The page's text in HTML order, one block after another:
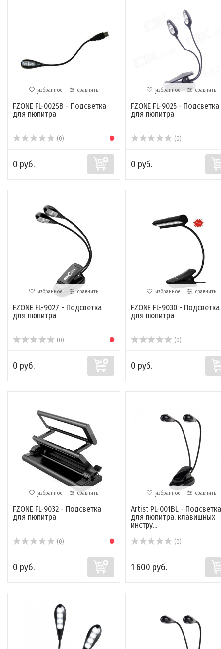
избранное сравнить
FZONE FL-002SB - Подсветка
для пюпитра
(0)
0 руб.
избранное сравнить
FZONE FL-9025 - Подсветка
для пюпитра
(0)
0 руб.
избранное сравнить
FZONE FL-9027 - Подсветка
для пюпитра
(0)
0 руб.
избранное сравнить
FZONE FL-9030 - Подсветка
для пюпитра
(0)
0 руб.
избранное сравнить
FZONE FL-9032 - Подсветка
для пюпитра
(0)
0 руб.
избранное сравнить
Artist PL-001BL - Подсветка
для пюпитра, клавишных
инстру...
(0)
1 600 руб.